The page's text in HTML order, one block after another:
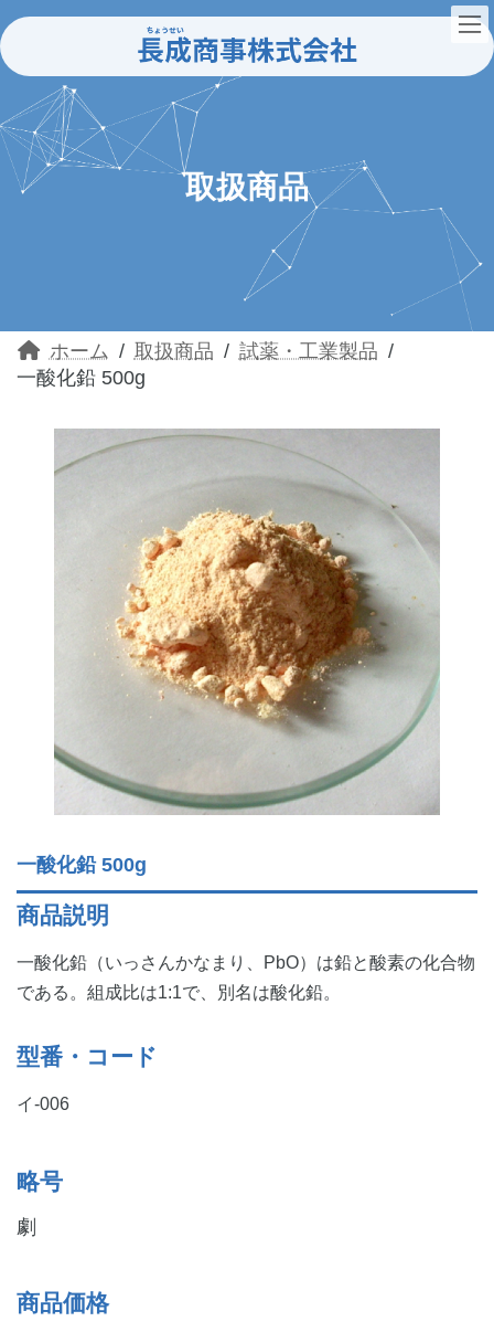
ン
テ
ン
ス
キ
ッ
ビ
ゲ
ー
ン
に
移
取扱商品
ホーム 取扱商品
試薬・工業製品
一酸化鉛 500g
一酸化鉛 500g
商品説明
一酸化鉛（いっさんかなまり、PbO）は鉛と酸素の化合物
である。組成比は1:1で、別名は酸化鉛。
型番・コード
イ-006
略号
劇
商品価格